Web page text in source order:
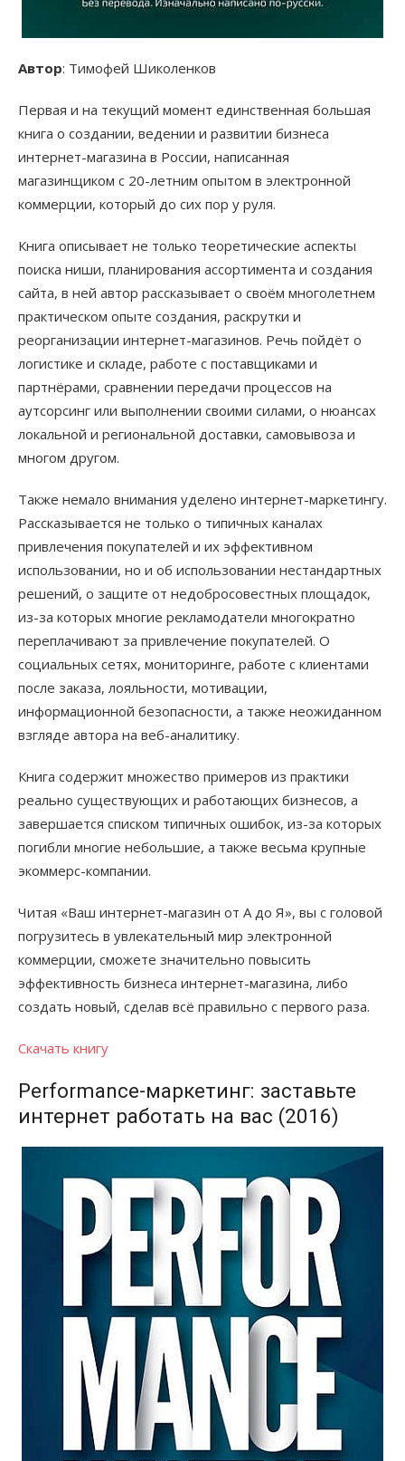
Автор: Тимофей Шиколенков
Первая и на текущий момент единственная большая
книга о создании, ведении и развитии бизнеса
интернет-магазина в России, написанная
магазинщиком с 20-летним опытом в электронной
коммерции, который до сих пор у руля.
Книга описывает не только теоретические аспекты
поиска ниши, планирования ассортимента и создания
сайта, в ней автор рассказывает о своём многолетнем
практическом опыте создания, раскрутки и
реорганизации интернет-магазинов. Речь пойдёт о
логистике и складе, работе с поставщиками и
партнёрами, сравнении передачи процессов на
аутсорсинг или выполнении своими силами, о нюансах
локальной и региональной доставки, самовывоза и
многом другом.
Также немало внимания уделено интернет-маркетингу.
Рассказывается не только о типичных каналах
привлечения покупателей и их эффективном
использовании, но и об использовании нестандартных
решений, о защите от недобросовестных площадок,
из-за которых многие рекламодатели многократно
переплачивают за привлечение покупателей. О
социальных сетях, мониторинге, работе с клиентами
после заказа, лояльности, мотивации,
информационной безопасности, а также неожиданном
взгляде автора на веб-аналитику.
Книга содержит множество примеров из практики
реально существующих и работающих бизнесов, а
завершается списком типичных ошибок, из-за которых
погибли многие небольшие, а также весьма крупные
экоммерс-компании.
Читая «Ваш интернет-магазин от А до Я», вы с головой
погрузитесь в увлекательный мир электронной
коммерции, сможете значительно повысить
эффективность бизнеса интернет-магазина, либо
создать новый, сделав всё правильно с первого раза.
Скачать книгу
Performance-маркетинг: заставьте
интернет работать на вас (2016)